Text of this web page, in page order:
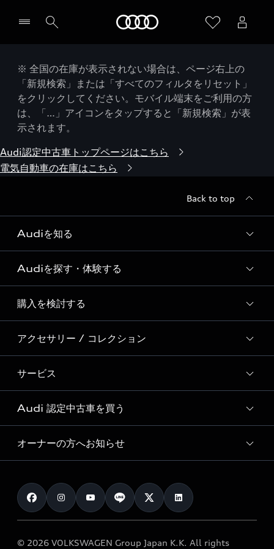
※ 全国の在庫が表示されない場合は、ページ右上の
「新規検索」または「すべてのフィルタをリセット」
をクリックしてください。モバイル端末をご利用の方
は、「…」アイコンをタップすると「新規検索」が表
示されます。
Audi認定中古車トップページはこちら
電気自動車の在庫はこちら
Back to top
Audiを知る
Audi ブランド
Story of Progress
Audi Sport
Formula 1®
デジタルサービス
Audiを探す・体験する
ディーラー検索
新車在庫検索
試乗車・展示車検索
見積り依頼
試乗予約
購入を検討する
モデル一覧
特別仕様モデル / 限定モデル
e-tronラインアップ
価格シミュレーション
車両比較
カタログ一覧
アクセサリー / コレクション
純正アクセサリー
オンラインショップ
Audi collection
アウディナビアプリ
サービス
サービス入庫予約
サービスプログラム
メンテナンス
車検 / 定期点検
e-tronアフターサポート
Audi 認定中古車を買う
Audi認定中古車
クオリティ
保証
メンテナンス
オーナーの方へお知らせ
お知らせ
オーナー様向けキャンペーン
© 2026 VOLKSWAGEN Group Japan K.K. All rights